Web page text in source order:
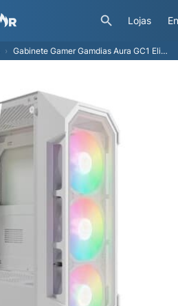
Lojas
Gabinete Gamer Gamdias Aura GC1 Elite, Mid Tower, ATX, Lateral em Vidro Temperado, Kit Cooler Fan, Branco - AURA GC1 ELITE WH